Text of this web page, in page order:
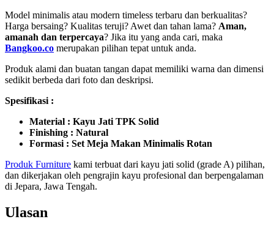
Model minimalis atau modern timeless terbaru dan berkualitas?
Harga bersaing? Kualitas teruji? Awet dan tahan lama? Aman,
amanah dan terpercaya? Jika itu yang anda cari, maka
Bangkoo.co merupakan pilihan tepat untuk anda.
Produk alami dan buatan tangan dapat memiliki warna dan dimensi
sedikit berbeda dari foto dan deskripsi.
Spesifikasi :
Material : Kayu Jati TPK Solid
Finishing : Natural
Formasi : Set Meja Makan Minimalis Rotan
Produk Furniture kami terbuat dari kayu jati solid (grade A) pilihan,
dan dikerjakan oleh pengrajin kayu profesional dan berpengalaman
di Jepara, Jawa Tengah.
Ulasan